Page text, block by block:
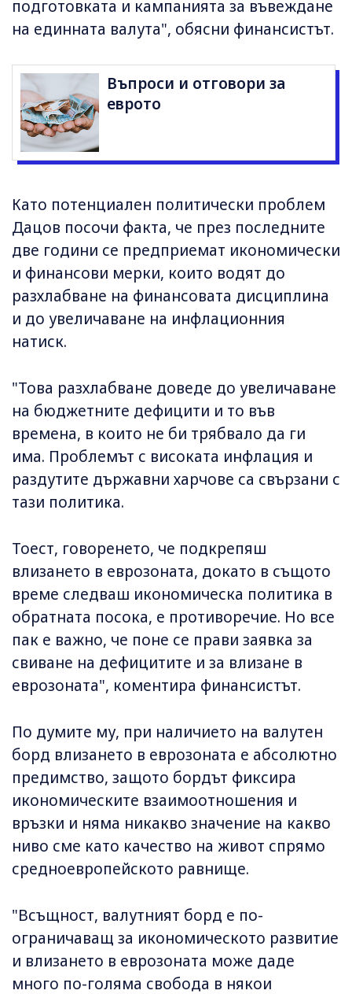
подготовката и кампанията за въвеждане
на единната валута", обясни финансистът.
Въпроси и отговори за
еврото
Като потенциален политически проблем
Дацов посочи факта, че през последните
две години се предприемат икономически
и финансови мерки, които водят до
разхлабване на финансовата дисциплина
и до увеличаване на инфлационния
натиск.
"Това разхлабване доведе до увеличаване
на бюджетните дефицити и то във
времена, в които не би трябвало да ги
има. Проблемът с високата инфлация и
раздутите държавни харчове са свързани с
тази политика.
Тоест, говоренето, че подкрепяш
влизането в еврозоната, докато в същото
време следваш икономическа политика в
обратната посока, е противоречие. Но все
пак е важно, че поне се прави заявка за
свиване на дефицитите и за влизане в
еврозоната", коментира финансистът.
По думите му, при наличието на валутен
борд влизането в еврозоната е абсолютно
предимство, защото бордът фиксира
икономическите взаимоотношения и
връзки и няма никакво значение на какво
ниво сме като качество на живот спрямо
средноевропейското равнище.
"Всъщност, валутният борд е по-
ограничаващ за икономическото развитие
и влизането в еврозоната може даде
много по-голяма свобода в някои